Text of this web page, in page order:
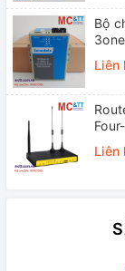
Bộ
Liên
Liên